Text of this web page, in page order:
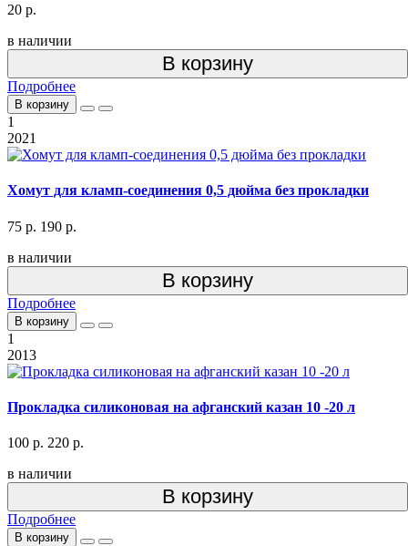
20 р.
в наличии
В корзину
Подробнее
В корзину
1
2021
Хомут для кламп-соединения 0,5 дюйма без прокладки
75 р. 190 р.
в наличии
В корзину
Подробнее
В корзину
1
2013
Прокладка силиконовая на афганский казан 10 -20 л
100 р. 220 р.
в наличии
В корзину
Подробнее
В корзину